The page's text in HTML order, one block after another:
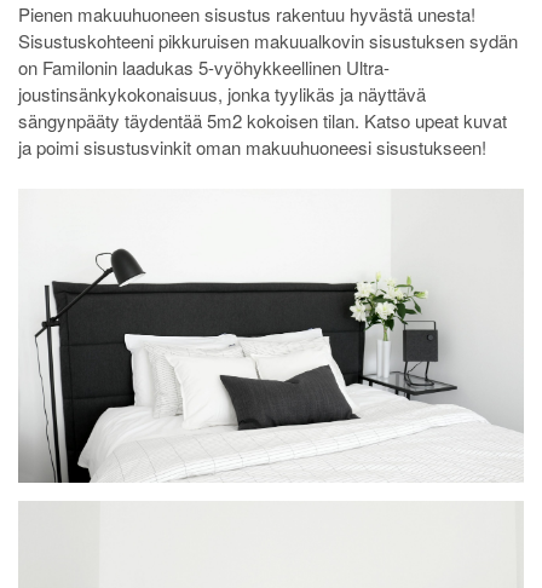
Pienen makuuhuoneen sisustus rakentuu hyvästä unesta!
Sisustuskohteeni pikkuruisen makuualkovin sisustuksen sydän
on Familonin laadukas 5-vyöhykkeellinen Ultra-
joustinsänkykokonaisuus, jonka tyylikäs ja näyttävä
sängynpääty täydentää 5m2 kokoisen tilan. Katso upeat kuvat
ja poimi sisustusvinkit oman makuuhuoneesi sisustukseen!